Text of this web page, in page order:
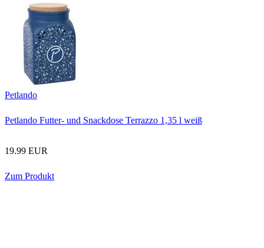
Petlando
Petlando Futter- und Snackdose Terrazzo 1,35 l weiß
19.99 EUR
Zum Produkt